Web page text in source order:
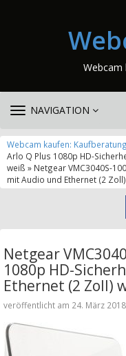
Webcam
TOGGLE
NAVIGATION
Webcam kaufen:
Arlo Q Plus 1080p HD-
weiß » Netgear VMC3040S-
mit Audio und Ethernet (2
Netgear
1080p HD-
Ethernet (2 Zoll)
veröffentlicht am 24. März